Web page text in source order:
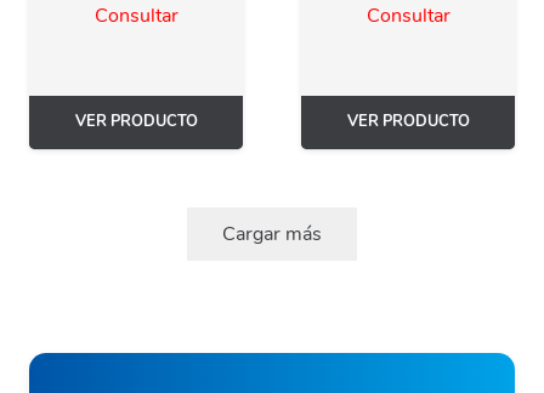
Consultar
VER PRODUCTO
Consultar
VER PRODUCTO
Cargar más